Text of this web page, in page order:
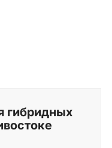
гибридных